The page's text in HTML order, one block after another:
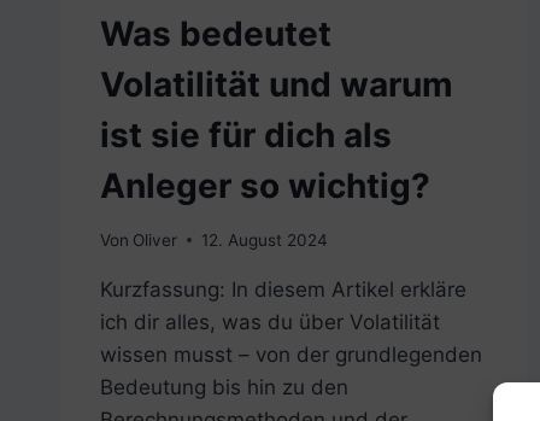
Was bedeutet
Volatilität und warum
ist sie für dich als
Anleger so wichtig?
Von Oliver 12. August 2024
Kurzfassung: In diesem Artikel erkläre
ich dir alles, was du über Volatilität
wissen musst – von der grundlegenden
Bedeutung bis hin zu den